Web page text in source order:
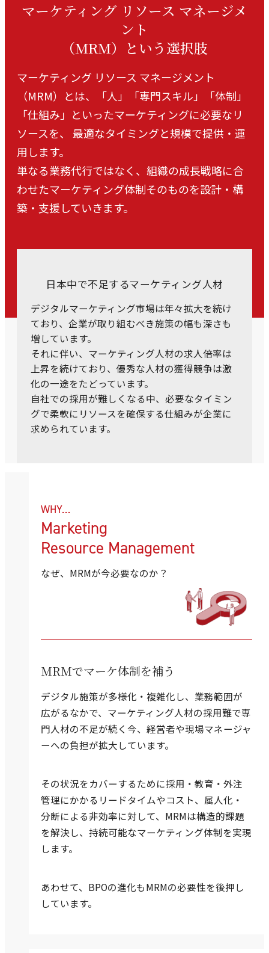
マーケティング リソース マネージメ
ント
（MRM）という選択肢
マーケティング リソース マネージメント
（MRM）とは、
「人」「専門スキル」「体制」
「仕組み」といったマーケティングに必要なリ
ソースを、
最適なタイミングと規模で提供・運
用します。
単なる業務代行ではなく、組織の成長戦略に合
わせたマーケティング体制そのものを設計・構
築・支援していきます。
日本中で不足するマーケティング人材
デジタルマーケティング市場は年々拡大を続け
ており、企業が取り組むべき施策の幅も深さも
増しています。
それに伴い、マーケティング人材の求人倍率は
上昇を続けており、優秀な人材の獲得競争は激
化の一途をたどっています。
自社での採用が難しくなる中、必要なタイミン
グで柔軟にリソースを確保する仕組みが企業に
求められています。
WHY…
Marketing
Resource Management
なぜ、MRMが今必要なのか？
MRMでマーケ体制を補う
デジタル施策が多様化・複雑化し、業務範囲が
広がるなかで、マーケティング人材の採用難で専
門人材の不足が続く今、経営者や現場マネージャ
ーへの負担が拡大しています。
その状況をカバーするために採用・教育・外注
管理にかかるリードタイムやコスト、属人化・
分断による非効率に対して、MRMは構造的課題
を解決し、持続可能なマーケティング体制を実現
します。
あわせて、BPOの進化もMRMの必要性を後押し
しています。